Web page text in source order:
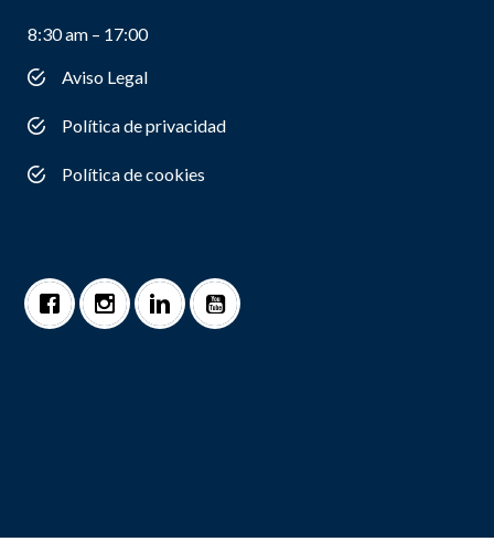
8:30 am – 17:00
Aviso Legal
Política de privacidad
Política de cookies